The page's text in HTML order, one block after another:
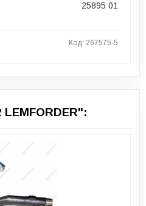
25895 01
Код: 267575-5